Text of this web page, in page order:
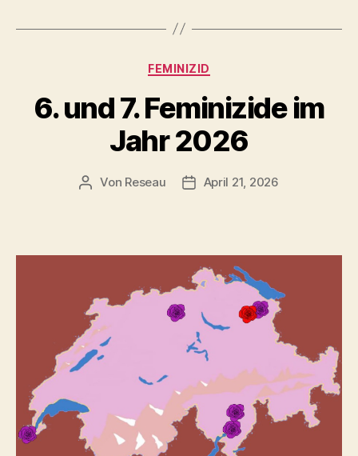
Kategorien
FEMINIZID
6. und 7. Feminizide im
Jahr 2026
Beitragsautor
Von Reseau Veröffentlichungsdatum
April 21, 2026